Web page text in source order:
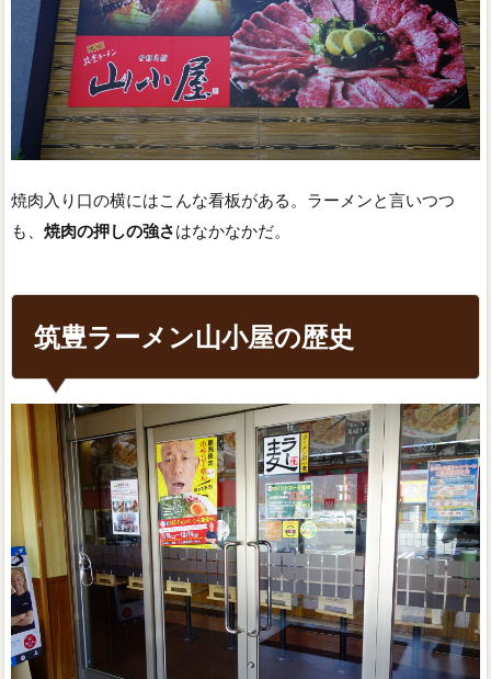
焼肉入り口の横にはこんな看板がある。ラーメンと言いつつ
も、 焼肉の押しの強さはなかなかだ。
筑豊ラーメン山小屋の歴史